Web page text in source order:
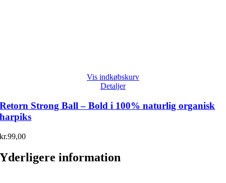
Vis indkøbskurv
Detaljer
Retorn Strong Ball – Bold i 100% naturlig organisk
harpiks
kr.99,00
Yderligere information